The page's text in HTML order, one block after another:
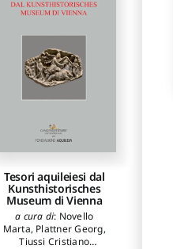
Tesori aquileiesi dal
Kunsthistorisches
Museum di Vienna
a cura di: Novello
Marta, Plattner Georg,
Tiussi Cristiano